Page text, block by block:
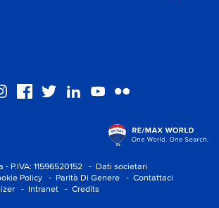
P.IVA: 11596520152
- Dati societari
Policy - Parità Di Genere
- Contattaci
- Intranet - Credits